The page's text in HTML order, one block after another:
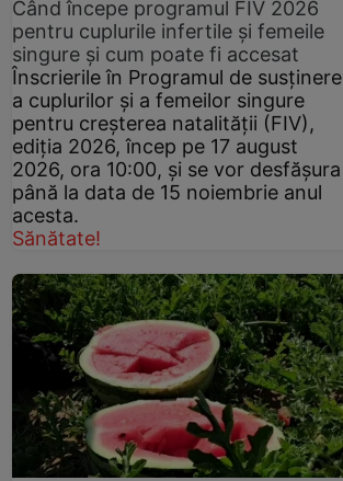
Când începe programul FIV 2026
pentru cuplurile infertile şi femeile
singure şi cum poate fi accesat
Înscrierile în Programul de susţinere
a cuplurilor şi a femeilor singure
pentru creşterea natalităţii (FIV),
ediţia 2026, încep pe 17 august
2026, ora 10:00, şi se vor desfăşura
până la data de 15 noiembrie anul
acesta.
Sănătate!